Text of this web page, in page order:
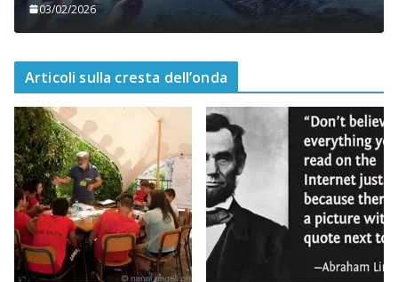
03/02/2026
Articoli sulla cresta dell’onda